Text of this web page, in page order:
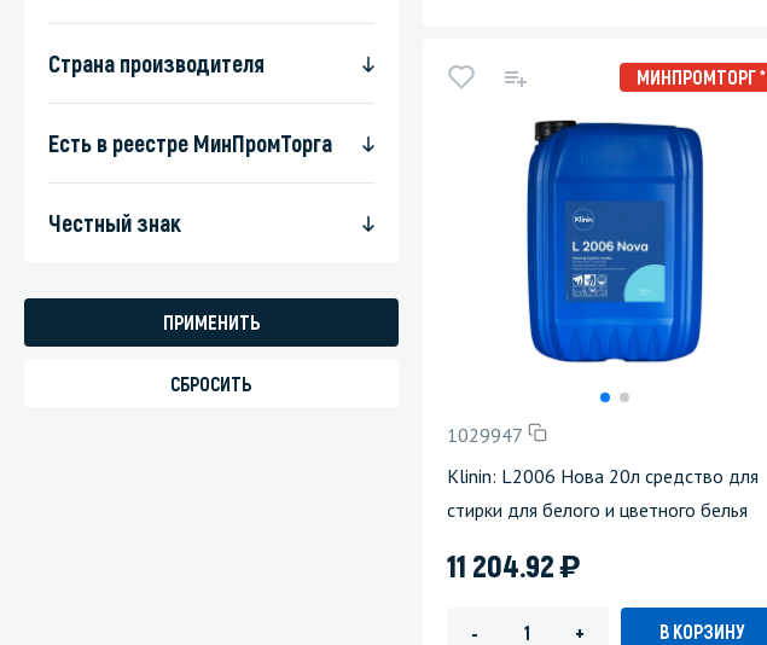
Страна производителя
Есть в реестре МинПромТорга
Честный знак
МИНПРОМТОРГ *
1029947
Klinin: L2006 Нова 20л средство для
стирки для белого и цветного белья
11 204.92)
- + В КОРЗИНУ